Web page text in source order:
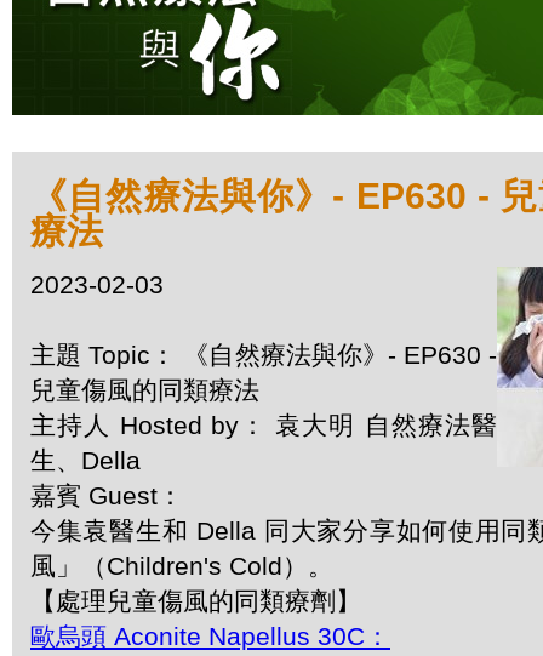
《自然療法與你》- EP630 -
療法
2023-02-03
主題 Topic： 《自然療法與你》- EP630 -
兒童傷風的同類療法
主持人 Hosted by： 袁大明 自然療法醫
生、Della
嘉賓 Guest：
今集袁醫生和 Della 同大家分享如何使用同
風」（Children's Cold）。
【處理兒童傷風的同類療劑】
歐烏頭 Aconite Napellus 30C：